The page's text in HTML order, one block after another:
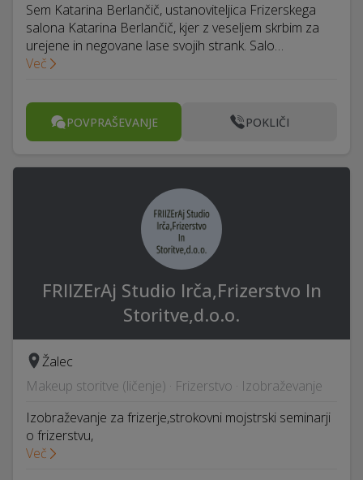
Sem Katarina Berlančič, ustanoviteljica Frizerskega
salona Katarina Berlančič, kjer z veseljem skrbim za
urejene in negovane lase svojih strank. Salo…
Več
POVPRAŠEVANJE POKLIČI
FRIIZErAj Studio Irča,Frizerstvo In
Storitve,d.o.o.
Žalec
Makeup storitve (ličenje) · Frizerstvo · Izobraževanje
Izobraževanje za frizerje,strokovni mojstrski seminarji
o frizerstvu,
Več